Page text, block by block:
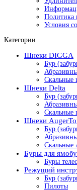
Политика
Условия
Категории
Шнеки DIGGA
Бур
Скальные
Шнеки Delta
Бур
Скальные
Шнеки
Бур
Скальные
Буры для
Буры
Режущий
Бур
Пилоты